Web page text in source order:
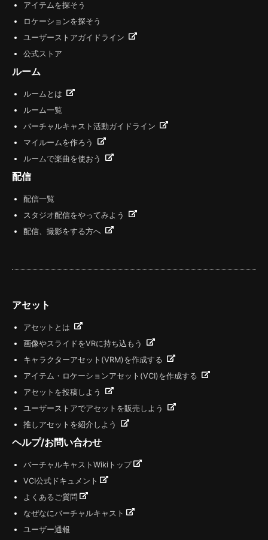
アイテムを探そう
ロケーションを探そう
ユーザーストアガイドライン
公式ストア
ルーム
ルームとは
ルーム一覧
バーチャルキャスト活動ガイドライン
マイルームを作ろう
ルームで楽曲を使おう
配信
配信一覧
スタジオ配信をやってみよう
配信、撮影をする方へ
アセット
アセットとは
画像やスライドをVRに持ち込もう
キャラクターアセット(VRM)を作成する
アイテム・ロケーションアセット(VCI)を作成する
アセットを投稿しよう
ユーザーストアでアセットを販売しよう
推しアセットを紹介しよう
ヘルプ/お問い合わせ
バーチャルキャストWikiトップ
VCI公式ドキュメント
よくあるご質問
なぜなにバーチャルキャスト
ユーザー通報